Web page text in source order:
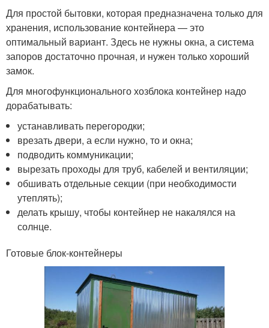
Для простой бытовки, которая предназначена только для
хранения, использование контейнера — это
оптимальный вариант. Здесь не нужны окна, а система
запоров достаточно прочная, и нужен только хороший
замок.
Для многофункционального хозблока контейнер надо
дорабатывать:
устанавливать перегородки;
врезать двери, а если нужно, то и окна;
подводить коммуникации;
вырезать проходы для труб, кабелей и вентиляции;
обшивать отдельные секции (при необходимости
утеплять);
делать крышу, чтобы контейнер не накалялся на
солнце.
Готовые блок-контейнеры